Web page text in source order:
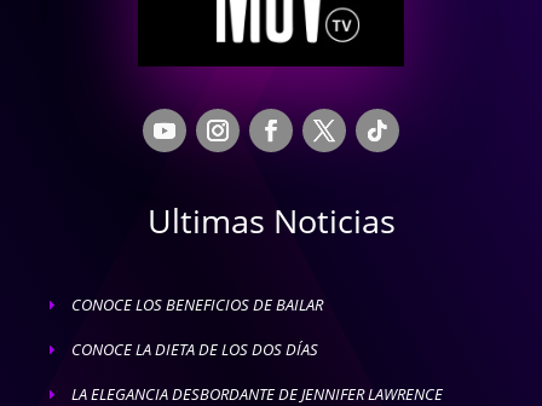
Ultimas Noticias
E CONOCE LOS BENEFICIOS DE BAILAR
E CONOCE LA DIETA DE LOS DOS DÍAS
E LA ELEGANCIA DESBORDANTE DE JENNIFER LAWRENCE